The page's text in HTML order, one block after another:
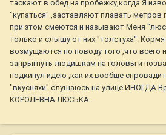
таскают в обед на пробежку,когда Я
"купаться" ,заставляют плавать метров
при этом смеются и называют Меня
только и слышу от них "толстуха".
возмущаются по поводу того ,что всего
запрыгнуть людишкам на головы и
подкинул идею ,как их вообще
"вкусняхи" слушаюсь на улице
КОРОЛЕВНА ЛЮСЬКА.